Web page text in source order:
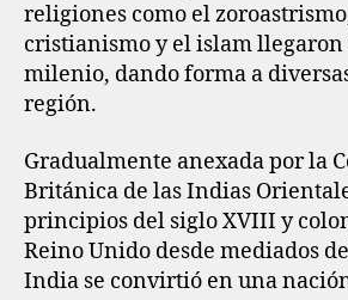
religiones como el
cristianismo y el islam
milenio, dando forma a
región.
Gradualmente anexada por la
Británica de las Indias
principios del siglo XVIII y
Reino Unido desde mediados
India se convirtió en una